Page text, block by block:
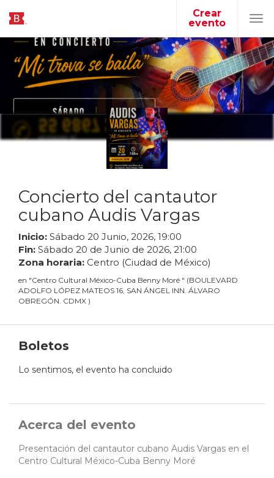
Crear
evento
Concierto del cantautor
cubano Audis Vargas
Inicio: Sábado 20 Junio, 2026, 19:00
Fin: Sábado 20 de Junio de 2026, 21:00
Zona horaria: Centro (Ciudad de México)
en "Centro Cultural México-Cuba Benny Moré " (BOULEVARD
ADOLFO LÓPEZ MATEOS 16, SAN ÁNGEL INN. ÁLVARO
OBREGÓN. CDMX )
Boletos
Lo sentimos, el evento ha concluido
Acerca del evento
Presentación del cantautor cubano Audis Vargas en el
Centro Cultural México-Cuba Benny Moré